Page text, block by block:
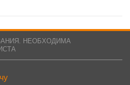
НЕОБХОДИМА